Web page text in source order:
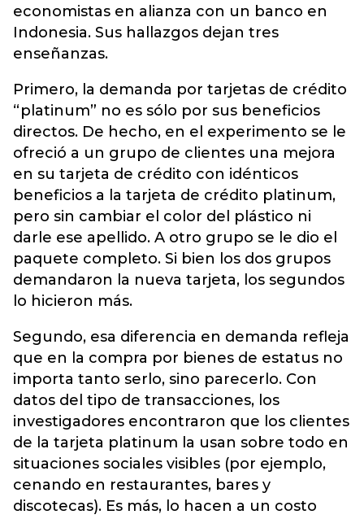
economistas en alianza con un banco en
Indonesia. Sus hallazgos dejan tres
enseñanzas.
Primero, la demanda por tarjetas de crédito
“platinum” no es sólo por sus beneficios
directos. De hecho, en el experimento se le
ofreció a un grupo de clientes una mejora
en su tarjeta de crédito con idénticos
beneficios a la tarjeta de crédito platinum,
pero sin cambiar el color del plástico ni
darle ese apellido. A otro grupo se le dio el
paquete completo. Si bien los dos grupos
demandaron la nueva tarjeta, los segundos
lo hicieron más.
Segundo, esa diferencia en demanda refleja
que en la compra por bienes de estatus no
importa tanto serlo, sino parecerlo. Con
datos del tipo de transacciones, los
investigadores encontraron que los clientes
de la tarjeta platinum la usan sobre todo en
situaciones sociales visibles (por ejemplo,
cenando en restaurantes, bares y
discotecas). Es más, lo hacen a un costo